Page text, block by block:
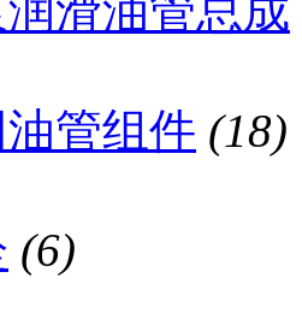
滑油管总成
管组件 (18)
(6)